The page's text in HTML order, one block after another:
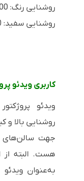
روشنایی رنگ: 3800 انسی لومن
روشنایی سفید: 3800 انسی لومن
کاربری ویدئو
ویدئو پروژکتور
روشنایی بالا و
جهت سالن‌های
هست. البته از
به‌عنوان ویدئو